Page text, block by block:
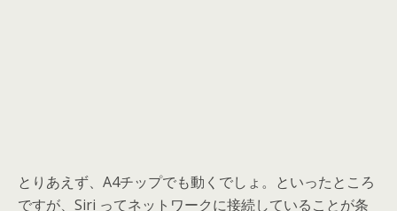
とりあえず、A4チップでも動くでしょ。といったところ
ですが、Siri ってネットワークに接続していることが条